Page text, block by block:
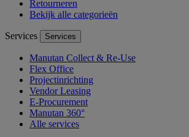
Retourneren
Bekijk alle categorieën
Services Services
Manutan Collect & Re-Use
Flex Office
Projectinrichting
Vendor Leasing
E-Procurement
Manutan 360°
Alle services